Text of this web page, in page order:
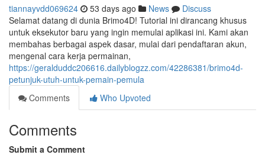
tiannayvdd069624 53 days ago News
Discuss
Selamat datang di dunia Brimo4D! Tutorial ini dirancang khusus
untuk eksekutor baru yang ingin memulai aplikasi ini. Kami akan
membahas berbagai aspek dasar, mulai dari pendaftaran akun,
mengenal cara kerja permainan,
https://geralduddc206616.dailyblogzz.com/42286381/brimo4d-
petunjuk-utuh-untuk-pemain-pemula
Comments
Who Upvoted
Comments
Submit a Comment